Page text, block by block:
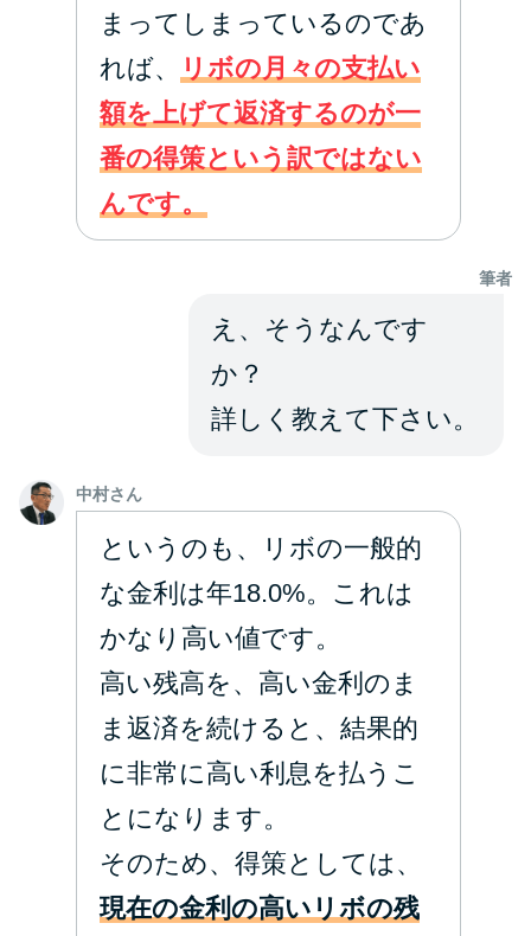
方法はどれ？
年収が低い＆他社借入があると
落ちる？バンクイックの口コミ
を分析
みずほ銀行カードローンの問い
まってしまっているのであ
れば、
リボの月々の支払い
額を上げて返済するのが一
番の得策という訳ではない
んです。
筆者
え、そうなんです
か？
詳しく教えて下さい。
中村さん
というのも、リボの一般的
な金利は年18.0%。これは
かなり高い値です。
高い残高を、高い金利のま
ま返済を続けると、結果的
に非常に高い利息を払うこ
とになります。
そのため、得策としては、
現在の金利の高いリボの残